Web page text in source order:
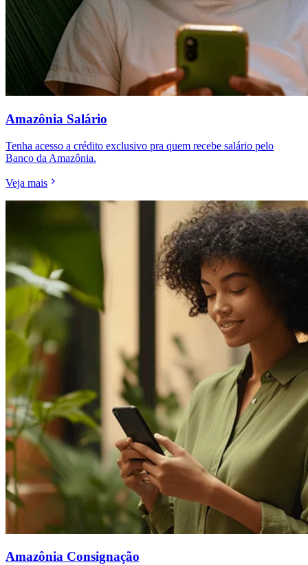
Amazônia Salário
Tenha acesso a crédito exclusivo pra quem recebe salário pelo
Banco da Amazônia.
Veja mais
Amazônia Consignação